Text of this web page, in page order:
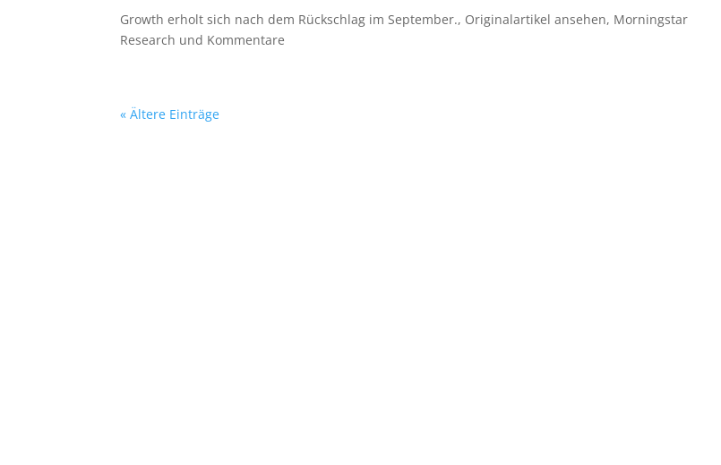
Growth erholt sich nach dem Rückschlag im September., Originalartikel ansehen, Morningstar
Research und Kommentare
« Ältere Einträge